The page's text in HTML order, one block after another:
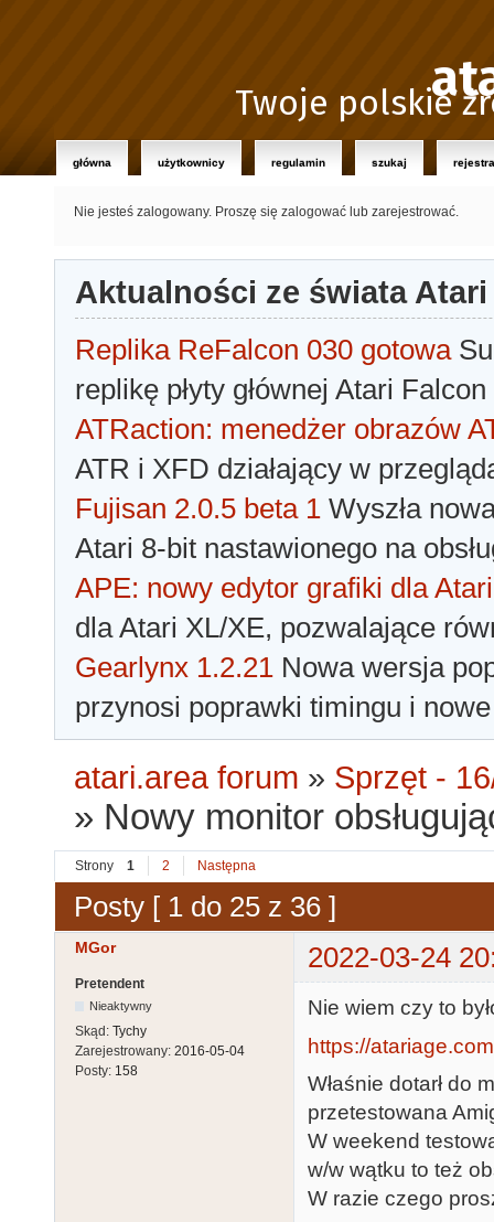
Twoje polskie
główna użytkownicy regulamin szukaj
Nie jesteś zalogowany. Proszę się zalogować lub zarejestrować.
Aktualności ze świata Atari
Replika ReFalcon 030 gotowa
replikę płyty głównej Atari
ATRaction: menedżer obrazów
ATR i XFD działający w
Fujisan 2.0.5 beta 1 Wyszła
Atari 8-bit nastawionego na
APE: nowy edytor grafiki dla Atari
dla Atari XL/XE, pozwalające
Gearlynx 1.2.21 Nowa wersja
przynosi poprawki timingu i
atari.area forum » Sprzęt -
» Nowy monitor
Strony 1 2 Następna
Posty [ 1 do 25 z 36 ]
MGor 2022-03-24
Pretendent
Nieaktywny
Skąd: Tychy
Zarejestrowany: 2016-05-04
Posty: 158
Nie wiem czy to
https://
Właśnie dotarł do
przetestowana
W weekend
w/w wątku to też
W razie czego